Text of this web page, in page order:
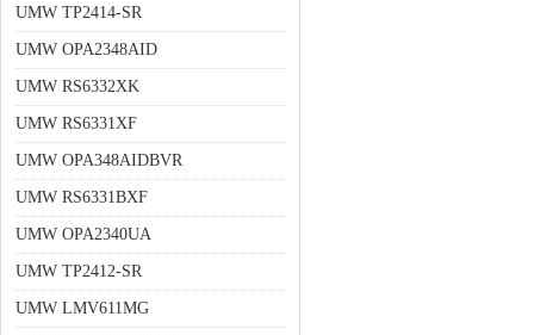
UMW TP2414-SR
UMW OPA2348AID
UMW RS6332XK
UMW RS6331XF
UMW OPA348AIDBVR
UMW RS6331BXF
UMW OPA2340UA
UMW TP2412-SR
UMW LMV611MG